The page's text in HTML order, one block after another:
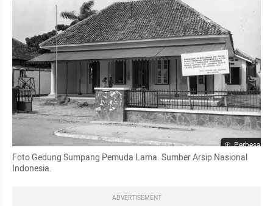
Perbesar
Foto Gedung Sumpang Pemuda Lama. Sumber Arsip Nasional
Indonesia.
ADVERTISEMENT